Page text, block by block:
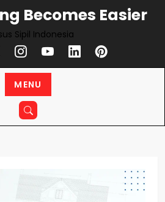
Becomes Easier
Sipil Indonesia
MENU